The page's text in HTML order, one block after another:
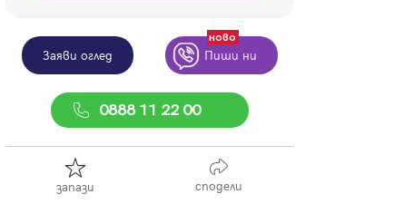
Заяви оглед Пиши ни
ново
0888 11 22 00
запази сподели